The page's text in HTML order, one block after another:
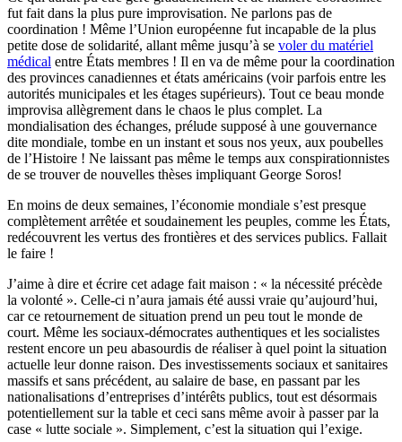
fut fait dans la plus pure improvisation. Ne parlons pas de
coordination ! Même l’Union européenne fut incapable de la plus
petite dose de solidarité, allant même jusqu’à se voler du matériel
médical entre États membres ! Il en va de même pour la coordination
des provinces canadiennes et états américains (voir parfois entre les
autorités municipales et les étages supérieurs). Tout ce beau monde
improvisa allègrement dans le chaos le plus complet. La
mondialisation des échanges, prélude supposé à une gouvernance
dite mondiale, tombe en un instant et sous nos yeux, aux poubelles
de l’Histoire ! Ne laissant pas même le temps aux conspirationnistes
de se trouver de nouvelles thèses impliquant George Soros!
En moins de deux semaines, l’économie mondiale s’est presque
complètement arrêtée et soudainement les peuples, comme les États,
redécouvrent les vertus des frontières et des services publics. Fallait
le faire !
J’aime à dire et écrire cet adage fait maison : « la nécessité précède
la volonté ». Celle-ci n’aura jamais été aussi vraie qu’aujourd’hui,
car ce retournement de situation prend un peu tout le monde de
court. Même les sociaux-démocrates authentiques et les socialistes
restent encore un peu abasourdis de réaliser à quel point la situation
actuelle leur donne raison. Des investissements sociaux et sanitaires
massifs et sans précédent, au salaire de base, en passant par les
nationalisations d’entreprises d’intérêts publics, tout est désormais
potentiellement sur la table et ceci sans même avoir à passer par la
case « lutte sociale ». Simplement, c’est la situation qui l’exige.